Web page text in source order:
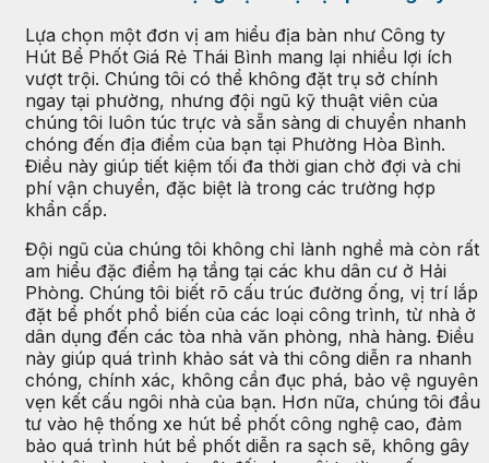
Lựa chọn một đơn vị am hiểu địa bàn như Công ty
Hút Bể Phốt Giá Rẻ Thái Bình mang lại nhiều lợi ích
vượt trội. Chúng tôi có thể không đặt trụ sở chính
ngay tại phường, nhưng đội ngũ kỹ thuật viên của
chúng tôi luôn túc trực và sẵn sàng di chuyển nhanh
chóng đến địa điểm của bạn tại Phường Hòa Bình.
Điều này giúp tiết kiệm tối đa thời gian chờ đợi và chi
phí vận chuyển, đặc biệt là trong các trường hợp
khẩn cấp.
Đội ngũ của chúng tôi không chỉ lành nghề mà còn rất
am hiểu đặc điểm hạ tầng tại các khu dân cư ở Hải
Phòng. Chúng tôi biết rõ cấu trúc đường ống, vị trí lắp
đặt bể phốt phổ biến của các loại công trình, từ nhà ở
dân dụng đến các tòa nhà văn phòng, nhà hàng. Điều
này giúp quá trình khảo sát và thi công diễn ra nhanh
chóng, chính xác, không cần đục phá, bảo vệ nguyên
vẹn kết cấu ngôi nhà của bạn. Hơn nữa, chúng tôi đầu
tư vào hệ thống xe hút bể phốt công nghệ cao, đảm
bảo quá trình hút bể phốt diễn ra sạch sẽ, không gây